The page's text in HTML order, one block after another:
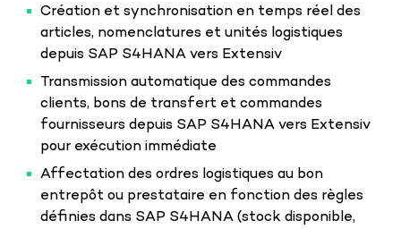
Création et synchronisation en temps réel des
articles, nomenclatures et unités logistiques
depuis SAP S4HANA vers Extensiv
Transmission automatique des commandes
clients, bons de transfert et commandes
fournisseurs depuis SAP S4HANA vers Extensiv
pour exécution immédiate
Affectation des ordres logistiques au bon
entrepôt ou prestataire en fonction des règles
définies dans SAP S4HANA (stock disponible,